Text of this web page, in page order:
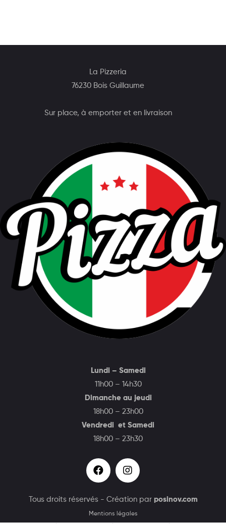
La Pizzeria
76230 Bois Guillaume
Sur place, à emporter et en livraison
Lundi – Samedi
11h00 – 14h30
Dimanche au jeudi
18h00 – 23h00
Vendredi et Samedi
18h00 – 23h30
Tous droits réservés - Création par posinov.com
Mentions légales